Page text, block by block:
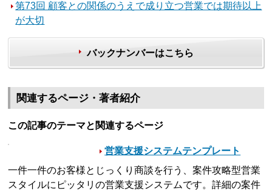
第73回 顧客との関係のうえで成り立つ営業では期待以上
が大切
バックナンバーはこちら
関連するページ・著者紹介
この記事のテーマと関連するページ
営業支援システムテンプレート
一件一件のお客様とじっくり商談を行う、案件攻略型営業
スタイルにピッタリの営業支援システムです。詳細の案件